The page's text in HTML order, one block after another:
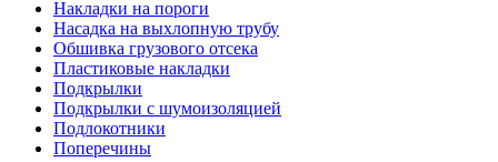
Накладки на пороги
Насадка на выхлопную трубу
Обшивка грузового отсека
Пластиковые накладки
Подкрылки
Подкрылки с шумоизоляцией
Подлокотники
Поперечины